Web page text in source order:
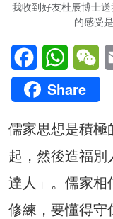
我收到好友杜辰博士
的感受
Facebook
Share
儒家思想是積極
起，然後造福別
達人」。儒家相
修練，要懂得守